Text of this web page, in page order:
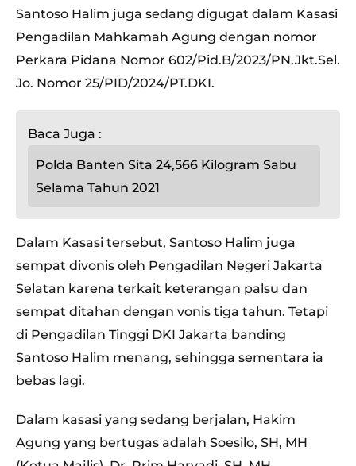
Santoso Halim juga sedang digugat dalam Kasasi
Pengadilan Mahkamah Agung dengan nomor
Perkara Pidana Nomor 602/Pid.B/2023/PN.Jkt.Sel.
Jo. Nomor 25/PID/2024/PT.DKI.
Baca Juga :
Polda Banten Sita 24,566 Kilogram Sabu
Selama Tahun 2021
Dalam Kasasi tersebut, Santoso Halim juga
sempat divonis oleh Pengadilan Negeri Jakarta
Selatan karena terkait keterangan palsu dan
sempat ditahan dengan vonis tiga tahun. Tetapi
di Pengadilan Tinggi DKI Jakarta banding
Santoso Halim menang, sehingga sementara ia
bebas lagi.
Dalam kasasi yang sedang berjalan, Hakim
Agung yang bertugas adalah Soesilo, SH, MH